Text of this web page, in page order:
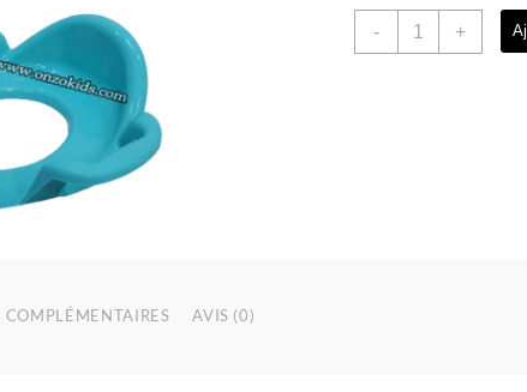
-
quantité +
AVIS (0)